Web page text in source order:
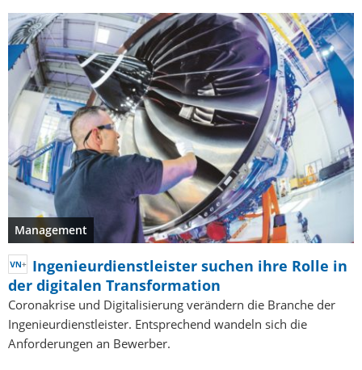
Management
Ingenieurdienstleister suchen ihre Rolle in
der digitalen Transformation
Coronakrise und Digitalisierung verändern die Branche der
Ingenieurdienstleister. Entsprechend wandeln sich die
Anforderungen an Bewerber.